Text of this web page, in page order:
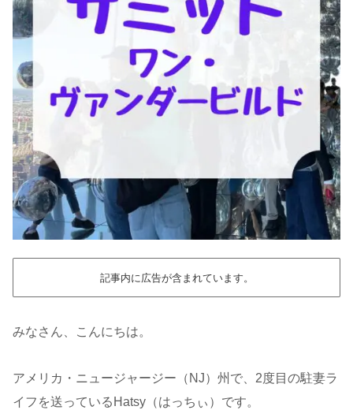
記事内に広告が含まれています。
みなさん、こんにちは。
アメリカ・ニュージャージー（NJ）州で、2度目の駐妻ラ
イフを送っているHatsy（はっちぃ）です。